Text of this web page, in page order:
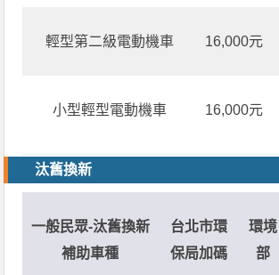
輕型第二級電動機車 16,000元
小型輕型電動機車 16,000元
汰舊換新
一般民眾-汰舊換新
補助車種
台北市環
保局加碼
環境
部